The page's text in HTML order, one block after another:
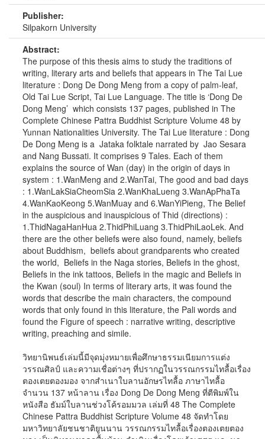
Publisher:
Silpakorn University
Abstract:
The purpose of this thesis aims to study the traditions of
writing, literary arts and beliefs that appears in The Tai Lue
literature : Dong De Dong Meng from a copy of palm-leaf,
Old Tai Lue Script, Tai Lue Language. The title is ‘Dong De
Dong Meng’ which consists 137 pages, published in The
Complete Chinese Pattra Buddhist Scripture Volume 48 by
Yunnan Nationalities University. The Tai Lue literature : Dong
De Dong Meng is a Jataka folktale narrated by Jao Sesara
and Nang Bussati. It comprises 9 Tales. Each of them
explains the source of Wan (day) in the origin of days in
system : 1.WanMeng and 2.WanTai, The good and bad days
: 1.WanLakSiaCheomSia 2.WanKhaLueng 3.WanApPhaTa
4.WanKaoKeong 5.WanMuay and 6.WanYiPieng, The Belief
in the auspicious and inauspicious of Thid (directions) :
1.ThidNagaHanHua 2.ThidPhiLuang 3.ThidPhiLaoLek. And
there are the other beliefs were also found, namely, beliefs
about Buddhism, beliefs about grandparents who created
the world, Beliefs in the Naga stories, Beliefs in the ghost,
Beliefs in the ink tattoos, Beliefs in the magic and Beliefs in
the Kwan (soul) In terms of literary arts, it was found the
words that describe the main characters, the compound
words that only found in this literature, the Pali words and
found the Figure of speech : narrative writing, descriptive
writing, preaching and simile.
วิทยานิพนธ์เล่มนี้มีจุดมุ่งหมายเพื่อศึกษาธรรมเนียมการแต่ง
วรรณศิลป์ และความเชื่อต่างๆ ที่ปรากฏในวรรณกรรมไทลื้อเรื่อง
ตองเตยตองมอง จากสำเนาใบลานอักษรไทลื้อ ภาษาไทลื้อ
จำนวน 137 หน้าลาน เรื่อง Dong De Dong Meng ที่ตีพิมพ์ใน
หนังสือ ธัมม์ใบลานช่วงโค้รอมมวล เล่มที่ 48 The Complete
Chinese Pattra Buddhist Scripture Volume 48 จัดทำโดย
มหาวิทยาลัยชนชาติยูนนาน วรรณกรรมไทลื้อเรื่องตองเตยตอง